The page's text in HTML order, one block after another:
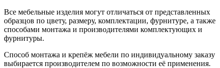
Все мебельные изделия могут отличаться от представленных
образцов по цвету, размеру, комплектации, фурнитуре, а также
способами монтажа и производителями комплектующих и
фурнитуры.
Способ монтажа и крепёж мебели по индивидуальному заказу
выбирается производителем по возможности её применения.